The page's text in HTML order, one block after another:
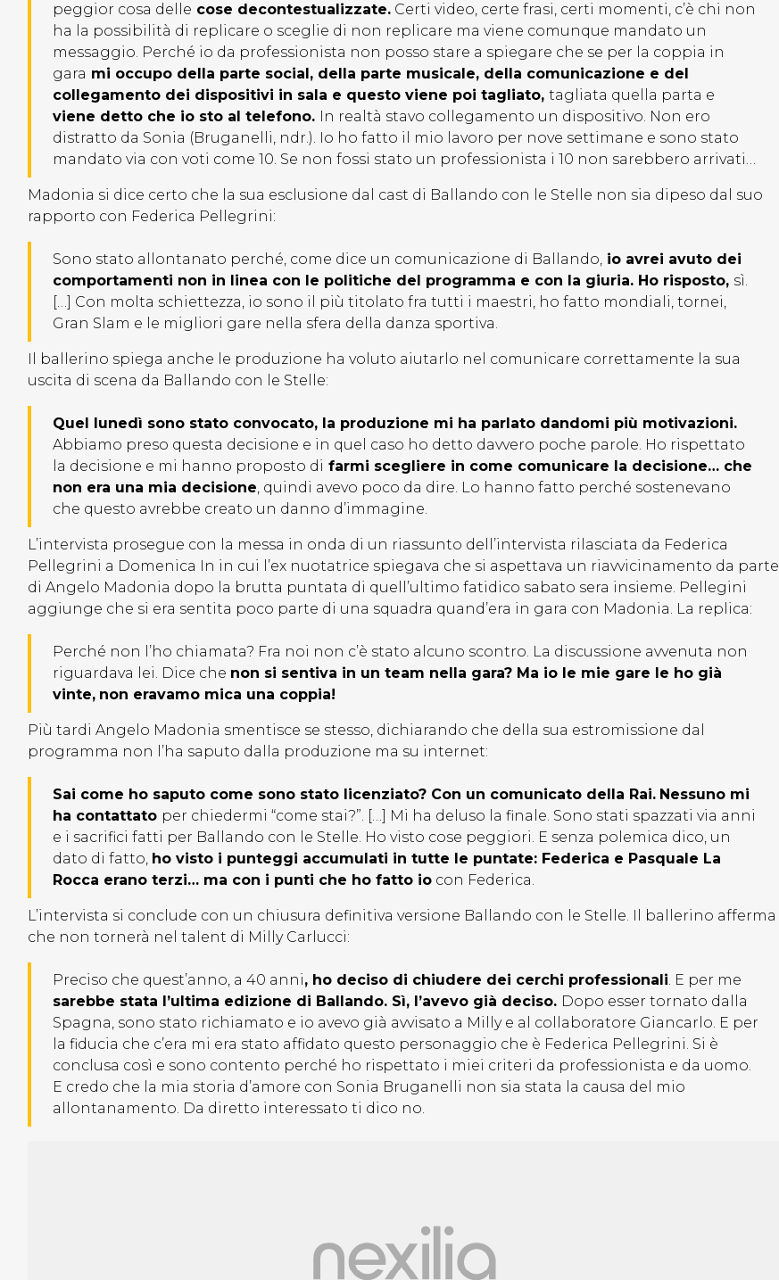
peggior cosa delle cose decontestualizzate. Certi video, certe frasi, certi momenti, c’è chi non
ha la possibilità di replicare o sceglie di non replicare ma viene comunque mandato un
messaggio. Perché io da professionista non posso stare a spiegare che se per la coppia in
gara mi occupo della parte social, della parte musicale, della comunicazione e del
collegamento dei dispositivi in sala e questo viene poi tagliato, tagliata quella parta e
viene detto che io sto al telefono. In realtà stavo collegamento un dispositivo. Non ero
distratto da Sonia (Bruganelli, ndr.). Io ho fatto il mio lavoro per nove settimane e sono stato
mandato via con voti come 10. Se non fossi stato un professionista i 10 non sarebbero arrivati…
Madonia si dice certo che la sua esclusione dal cast di Ballando con le Stelle non sia dipeso dal suo
rapporto con Federica Pellegrini:
Sono stato allontanato perché, come dice un comunicazione di Ballando, io avrei avuto dei
comportamenti non in linea con le politiche del programma e con la giuria. Ho risposto, sì.
[…] Con molta schiettezza, io sono il più titolato fra tutti i maestri, ho fatto mondiali, tornei,
Gran Slam e le migliori gare nella sfera della danza sportiva.
Il ballerino spiega anche le produzione ha voluto aiutarlo nel comunicare correttamente la sua
uscita di scena da Ballando con le Stelle:
Quel lunedì sono stato convocato, la produzione mi ha parlato dandomi più motivazioni.
Abbiamo preso questa decisione e in quel caso ho detto davvero poche parole. Ho rispettato
la decisione e mi hanno proposto di farmi scegliere in come comunicare la decisione… che
non era una mia decisione, quindi avevo poco da dire. Lo hanno fatto perché sostenevano
che questo avrebbe creato un danno d’immagine.
L’intervista prosegue con la messa in onda di un riassunto dell’intervista rilasciata da Federica
Pellegrini a Domenica In in cui l’ex nuotatrice spiegava che si aspettava un riavvicinamento da parte
di Angelo Madonia dopo la brutta puntata di quell’ultimo fatidico sabato sera insieme. Pellegini
aggiunge che si era sentita poco parte di una squadra quand’era in gara con Madonia. La replica:
Perché non l’ho chiamata? Fra noi non c’è stato alcuno scontro. La discussione avvenuta non
riguardava lei. Dice che non si sentiva in un team nella gara? Ma io le mie gare le ho già
vinte, non eravamo mica una coppia!
Più tardi Angelo Madonia smentisce se stesso, dichiarando che della sua estromissione dal
programma non l’ha saputo dalla produzione ma su internet:
Sai come ho saputo come sono stato licenziato? Con un comunicato della Rai. Nessuno mi
ha contattato per chiedermi “come stai?”. […] Mi ha deluso la finale. Sono stati spazzati via anni
e i sacrifici fatti per Ballando con le Stelle. Ho visto cose peggiori. E senza polemica dico, un
dato di fatto, ho visto i punteggi accumulati in tutte le puntate: Federica e Pasquale La
Rocca erano terzi… ma con i punti che ho fatto io con Federica.
L’intervista si conclude con un chiusura definitiva versione Ballando con le Stelle. Il ballerino afferma
che non tornerà nel talent di Milly Carlucci:
Preciso che quest’anno, a 40 anni, ho deciso di chiudere dei cerchi professionali. E per me
sarebbe stata l’ultima edizione di Ballando. Sì, l’avevo già deciso. Dopo esser tornato dalla
Spagna, sono stato richiamato e io avevo già avvisato a Milly e al collaboratore Giancarlo. E per
la fiducia che c’era mi era stato affidato questo personaggio che è Federica Pellegrini. Si è
conclusa così e sono contento perché ho rispettato i miei criteri da professionista e da uomo.
E credo che la mia storia d’amore con Sonia Bruganelli non sia stata la causa del mio
allontanamento. Da diretto interessato ti dico no.